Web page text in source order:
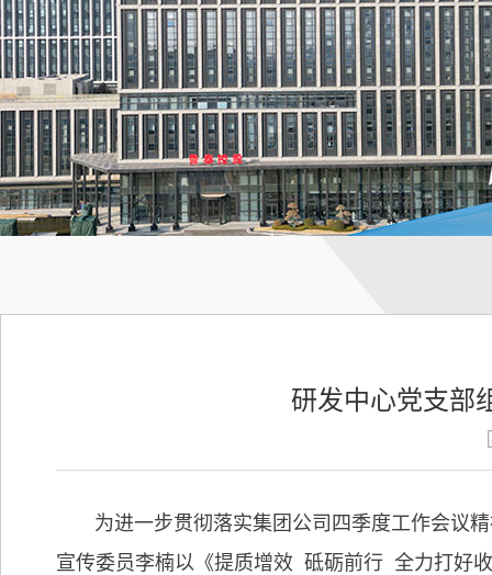
研发中心党支部
为进一步贯彻落实集团公司四季度工作会议精
宣传委员李楠以《提质增效 砥砺前行 全力打好